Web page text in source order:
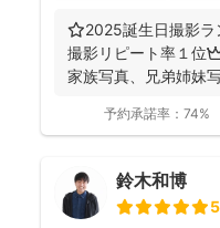
⭐️2025誕生日撮影
撮影リピート率１位
家族写真、兄弟姉妹
予約承諾率： 74%
鈴木和博
5